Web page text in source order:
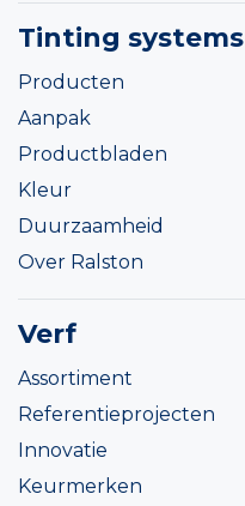
Tinting systems
Producten
Aanpak
Productbladen
Kleur
Duurzaamheid
Over Ralston
Verf
Assortiment
Referentieprojecten
Innovatie
Keurmerken